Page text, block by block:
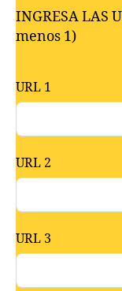
INGRESA LAS
menos 1)
URL 1
URL 2
URL 3